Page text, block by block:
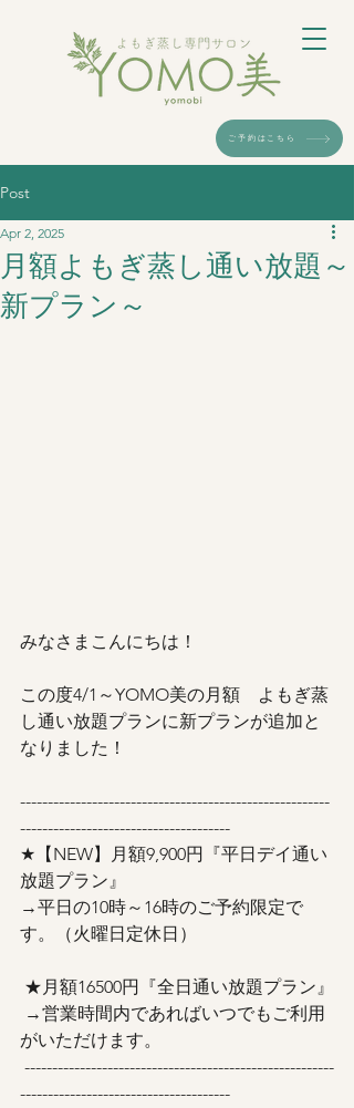
ご予約はこちら
Post
月額よもぎ蒸し通い放題～
新プラン～
Apr 2, 2025
みなさまこんにちは！
この度4/1～YOMO美の月額　よもぎ蒸
し通い放題プランに新プランが追加と
なりました！
--------------------------------------------------------
--------------------------------------
★【NEW】月額9,900円『平日デイ通い
放題プラン』
→平日の10時～16時のご予約限定で
す。（火曜日定休日）
★月額16500円『全日通い放題プラン』
がいただけます。
--------------------------------------